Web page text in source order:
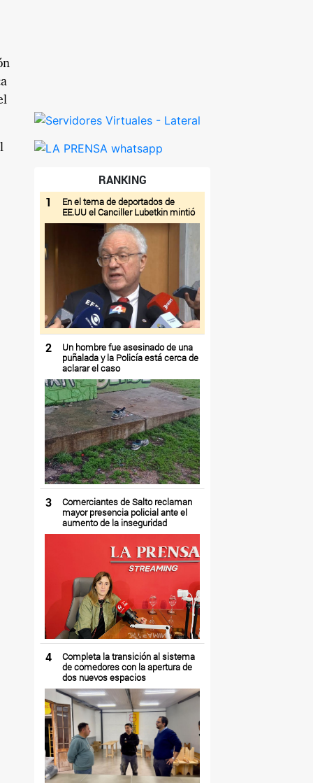
RANKING
1
En el tema de deportados de
EE.UU el Canciller Lubetkin mintió
2
Un hombre fue asesinado de una
puñalada y la Policía está cerca de
aclarar el caso
3
Comerciantes de Salto reclaman
mayor presencia policial ante el
aumento de la inseguridad
4
Completa la transición al sistema
de comedores con la apertura de
dos nuevos espacios